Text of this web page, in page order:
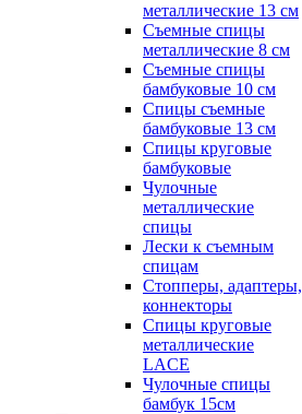
металлические 13 см
Съемные спицы
металлические 8 см
Съемные спицы
бамбуковые 10 см
Спицы съемные
бамбуковые 13 см
Спицы круговые
бамбуковые
Чулочные
металлические
спицы
Лески к съемным
спицам
Стопперы, адаптеры,
коннекторы
Спицы круговые
металлические
LACE
Чулочные спицы
бамбук 15см